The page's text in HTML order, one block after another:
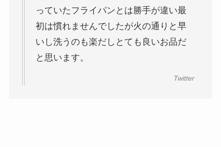
っていたフライパンとは勝手が違い最
初は慣れませんでしたが火の通りと早
いし洗うのも楽だしとても良いお品だ
と思います。
Twitter